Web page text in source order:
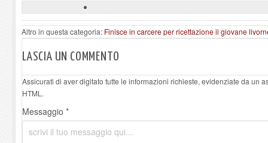
Altro in questa categoria: Finisce in carcere per ricettazione il giovane
LASCIA UN COMMENTO
Assicurati di aver digitato tutte le informazioni richieste, evidenziate da un
HTML.
Messaggio *